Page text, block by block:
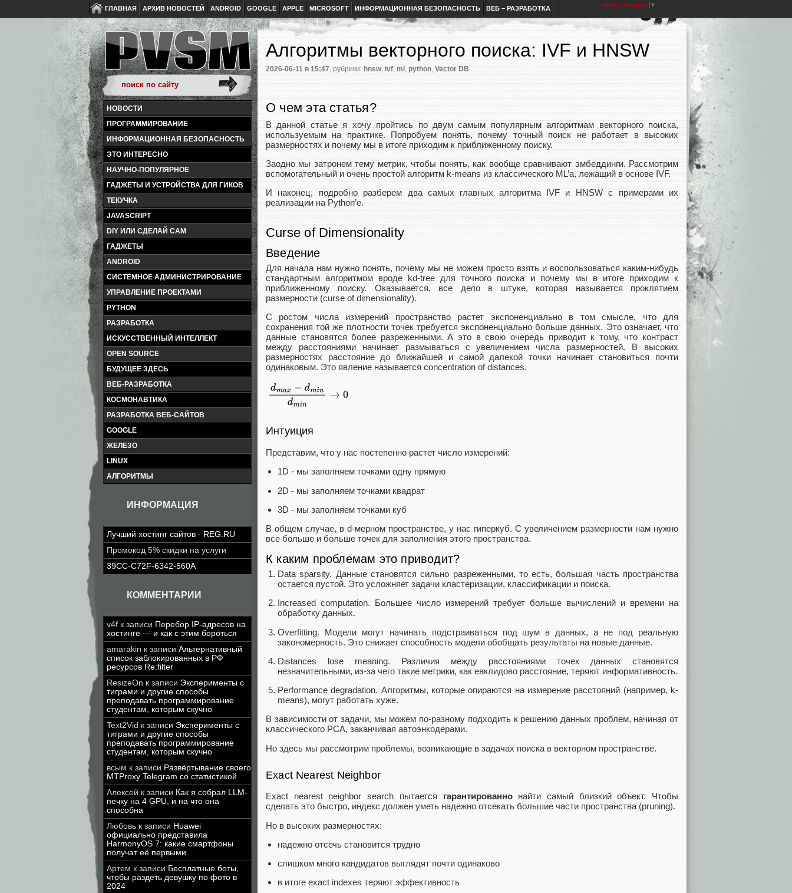
ГЛАВНАЯ АРХИВ НОВОСТЕЙ ANDROID GOOGLE APPLE MICROSOFT ИНФОРМАЦИОННАЯ БЕЗОПАСНОСТЬ ВЕБ – РАЗРАБОТКА Select Language ▼
НОВОСТИ
ПРОГРАММИРОВАНИЕ
ИНФОРМАЦИОННАЯ БЕЗОПАСНОСТЬ
ЭТО ИНТЕРЕСНО
НАУЧНО-ПОПУЛЯРНОЕ
ГАДЖЕТЫ И УСТРОЙСТВА ДЛЯ ГИКОВ
ТЕКУЧКА
JAVASCRIPT
DIY ИЛИ СДЕЛАЙ САМ
ГАДЖЕТЫ
ANDROID
СИСТЕМНОЕ АДМИНИСТРИРОВАНИЕ
УПРАВЛЕНИЕ ПРОЕКТАМИ
PYTHON
РАЗРАБОТКА
ИСКУССТВЕННЫЙ ИНТЕЛЛЕКТ
OPEN SOURCE
БУДУЩЕЕ ЗДЕСЬ
ВЕБ-РАЗРАБОТКА
КОСМОНАВТИКА
РАЗРАБОТКА ВЕБ-САЙТОВ
GOOGLE
ЖЕЛЕЗО
LINUX
АЛГОРИТМЫ
ИНФОРМАЦИЯ
Лучший хостинг сайтов - REG.RU
Промокод 5% скидки на услуги
39CC-C72F-6342-560A
КОММЕНТАРИИ
v4f к записи Перебор IP-адресов на
хостинге — и как с этим бороться
amarakin к записи Альтернативный
список заблокированных в РФ
ресурсов Re:filter
ResizeOn к записи Эксперименты с
тиграми и другие способы
преподавать программирование
студентам, которым скучно
Text2Vid к записи Эксперименты с
тиграми и другие способы
преподавать программирование
студентам, которым скучно
всым к записи Развёртывание своего
MTProxy Telegram со статистикой
Алексей к записи Как я собрал LLM-
печку на 4 GPU, и на что она
способна
Любовь к записи Huawei
официально представила
HarmonyOS 7: какие смартфоны
получат её первыми
Артем к записи Бесплатные боты,
чтобы раздеть девушку по фото в
2024
Алгоритмы векторного поиска: IVF и HNSW
2026-06-11 в 15:47, рубрики: hnsw, ivf, ml , python, Vector DB
О чем эта статья?
В данной статье я хочу пройтись по двум самым популярным алгоритмам векторного поиска,
используемым на практике. Попробуем понять, почему точный поиск не работает в высоких
размерностях и почему мы в итоге приходим к приближенному поиску.
Заодно мы затронем тему метрик, чтобы понять, как вообще сравнивают эмбеддинги. Рассмотрим
вспомогательный и очень простой алгоритм k-means из классического ML’а, лежащий в основе IVF.
И наконец, подробно разберем два самых главных алгоритма IVF и HNSW с примерами их
реализации на Python’е.
Curse of Dimensionality
Введение
Для начала нам нужно понять, почему мы не можем просто взять и воспользоваться каким-нибудь
стандартным алгоритмом вроде kd-tree для точного поиска и почему мы в итоге приходим к
приближенному поиску. Оказывается, все дело в штуке, которая называется проклятием
размерности (curse of dimensionality).
С ростом числа измерений пространство растет экспоненциально в том смысле, что для
сохранения той же плотности точек требуется экспоненциально больше данных. Это означает, что
данные становятся более разреженными. А это в свою очередь приводит к тому, что контраст
между расстояниями начинает размываться с увеличением числа размерностей. В высоких
размерностях расстояние до ближайшей и самой далекой точки начинает становиться почти
одинаковым. Это явление называется concentration of distances.
Интуиция
Представим, что у нас постепенно растет число измерений:
1D - мы заполняем точками одну прямую
2D - мы заполняем точками квадрат
3D - мы заполняем точками куб
В общем случае, в d-мерном пространстве, у нас гиперкуб. С увеличением размерности нам нужно
все больше и больше точек для заполнения этого пространства.
К каким проблемам это приводит?
Data sparsity. Данные становятся сильно разреженными, то есть, большая часть пространства
остается пустой. Это усложняет задачи кластеризации, классификации и поиска.
Increased computation. Большее число измерений требует больше вычислений и времени на
обработку данных.
Overfitting. Модели могут начинать подстраиваться под шум в данных, а не под реальную
закономерность. Это снижает способность модели обобщать результаты на новые данные.
Distances lose meaning. Различия между расстояниями точек данных становятся
незначительными, из-за чего такие метрики, как евклидово расстояние, теряют информативность.
Performance degradation. Алгоритмы, которые опираются на измерение расстояний (например, k-
means), могут работать хуже.
В зависимости от задачи, мы можем по-разному подходить к решению данных проблем, начиная от
классического PCA, заканчивая автоэнкодерами.
Но здесь мы рассмотрим проблемы, возникающие в задачах поиска в векторном пространстве.
Exact Nearest Neighbor
Exact nearest neighbor search пытается гарантированнонайти самый близкий объект. Чтобы
сделать это быстро, индекс должен уметь надежно отсекать большие части пространства (pruning).
Но в высоких размерностях:
надежно отсечь становится трудно
слишком много кандидатов выглядят почти одинаково
в итоге exact indexes теряют эффективность